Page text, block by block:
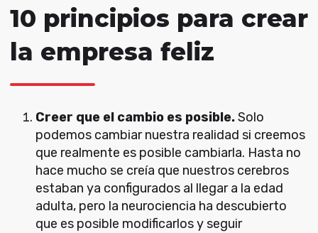
10 principios para crear
la empresa feliz
Creer que el cambio es posible.Solo
podemos cambiar nuestra realidad si creemos
que realmente es posible cambiarla. Hasta no
hace mucho se creía que nuestros cerebros
estaban ya configurados al llegar a la edad
adulta, pero la neurociencia ha descubierto
que es posible modificarlos y seguir